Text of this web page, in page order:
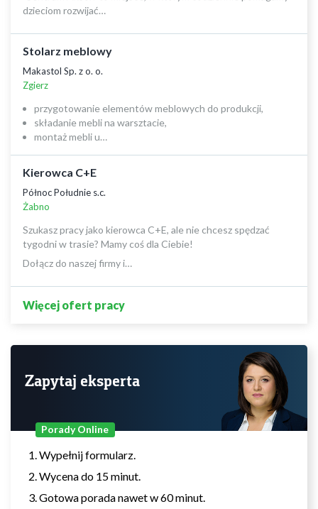
dzieciom rozwijać…
Stolarz meblowy
Makastol Sp. z o. o.
Zgierz
przygotowanie elementów meblowych do produkcji,
składanie mebli na warsztacie,
montaż mebli u…
Kierowca C+E
Północ Południe s.c.
Żabno
Szukasz pracy jako kierowca C+E, ale nie chcesz spędzać
tygodni w trasie? Mamy coś dla Ciebie!
Dołącz do naszej firmy i…
Więcej ofert pracy
Zapytaj eksperta
Porady Online
Wypełnij formularz.
Wycena do 15 minut.
Gotowa porada nawet w 60 minut.